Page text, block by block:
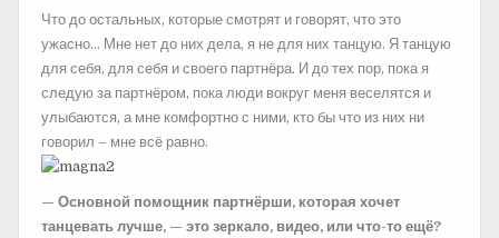
Что до остальных, которые смотрят и говорят, что это
ужасно… Мне нет до них дела, я не для них танцую. Я танцую
для себя, для себя и своего партнёра. И до тех пор, пока я
следую за партнёром, пока люди вокруг меня веселятся и
улыбаются, а мне комфортно с ними, кто бы что из них ни
говорил – мне всё равно.
— Основной помощник партнёрши, которая хочет
танцевать лучше, — это зеркало, видео, или что-то ещё?